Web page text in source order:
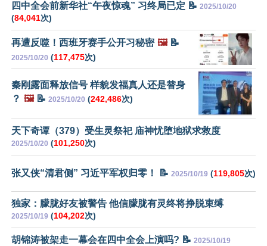
四中全会前新华社“午夜惊魂” 习终局已定 📝 2025/10/20
(84,041次)
再遭反噬！西班牙赛手公开习秘密 🖼️📝
2025/10/20 (117,475次)
秦刚露面释放信号 样貌发福真人还是替身
？ 🖼️📝 2025/10/20 (242,486次)
天下奇谭（379）受生灵祭祀 庙神忧堕地狱求救度
2025/10/20 (101,250次)
张又侠“清君侧” 习近平军权归零！ 📝 2025/10/19 (119,805次)
独家：朦胧好友被警告 他信朦胧有灵终将挣脱束缚
2025/10/19 (104,202次)
胡锦涛被架走一幕会在四中全会上演吗? 📝 2025/10/19